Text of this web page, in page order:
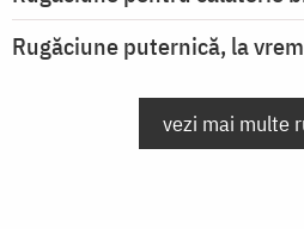
Rugăciune puternică, la
vezi mai multe